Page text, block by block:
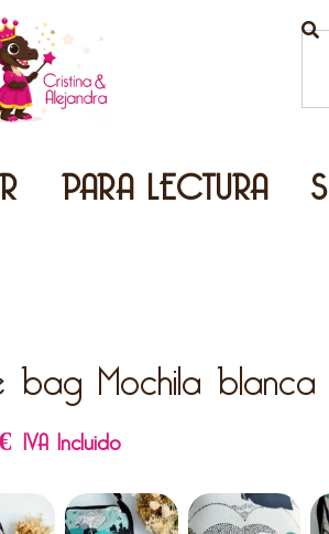
PARA LECTURA
bag Mochila blanca
IVA Incluido